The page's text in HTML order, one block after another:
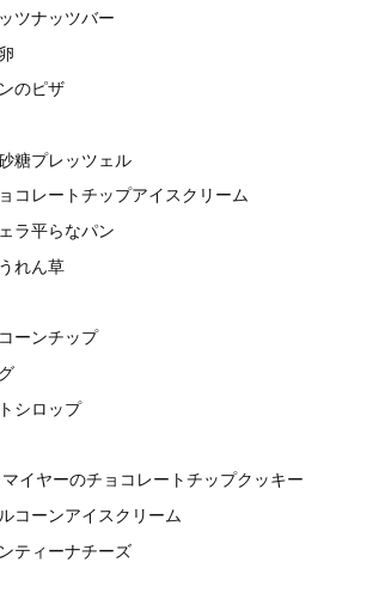
ツナッツバー
のピザ
糖プレッツェル
コレートチップアイスクリーム
ラ平らなパン
れん草
ーンチップ
シロップ
イヤーのチョコレートチップクッキー
コーンアイスクリーム
ティーナチーズ